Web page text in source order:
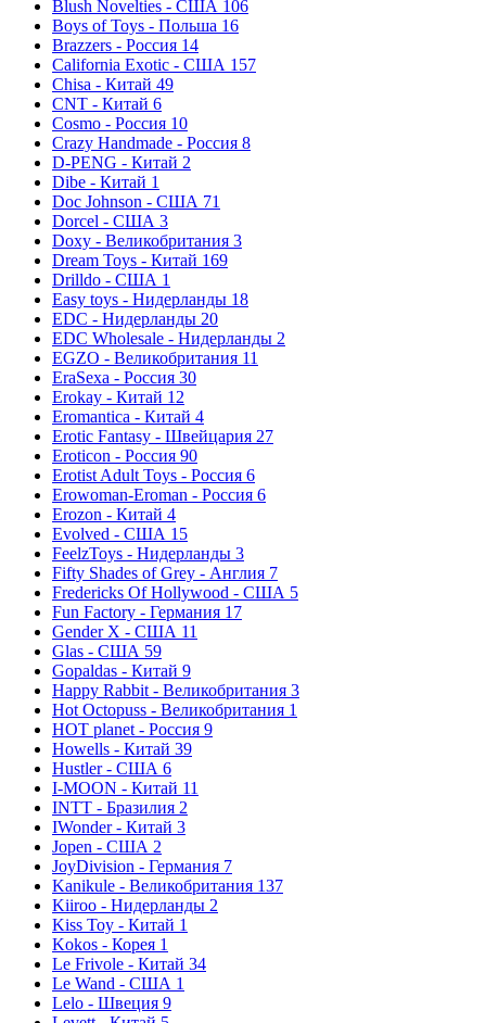
Blush Novelties - США 106
Boys of Toys - Польша 16
Brazzers - Россия 14
California Exotic - США 157
Chisa - Китай 49
CNT - Китай 6
Cosmo - Россия 10
Crazy Handmade - Россия 8
D-PENG - Китай 2
Dibe - Китай 1
Doc Johnson - США 71
Dorcel - США 3
Doxy - Великобритания 3
Dream Toys - Китай 169
Drilldo - США 1
Easy toys - Нидерланды 18
EDC - Нидерланды 20
EDC Wholesale - Нидерланды 2
EGZO - Великобритания 11
EraSexa - Россия 30
Erokay - Китай 12
Eromantica - Китай 4
Erotic Fantasy - Швейцария 27
Eroticon - Россия 90
Erotist Adult Toys - Россия 6
Erowoman-Eroman - Россия 6
Erozon - Китай 4
Evolved - США 15
FeelzToys - Нидерланды 3
Fifty Shades of Grey - Англия 7
Fredericks Of Hollywood - США 5
Fun Factory - Германия 17
Gender X - США 11
Glas - США 59
Gopaldas - Китай 9
Happy Rabbit - Великобритания 3
Hot Octopuss - Великобритания 1
HOT planet - Россия 9
Howells - Китай 39
Hustler - США 6
I-MOON - Китай 11
INTT - Бразилия 2
IWonder - Китай 3
Jopen - США 2
JoyDivision - Германия 7
Kanikule - Великобритания 137
Kiiroo - Нидерланды 2
Kiss Toy - Китай 1
Kokos - Корея 1
Le Frivole - Китай 34
Le Wand - США 1
Lelo - Швеция 9